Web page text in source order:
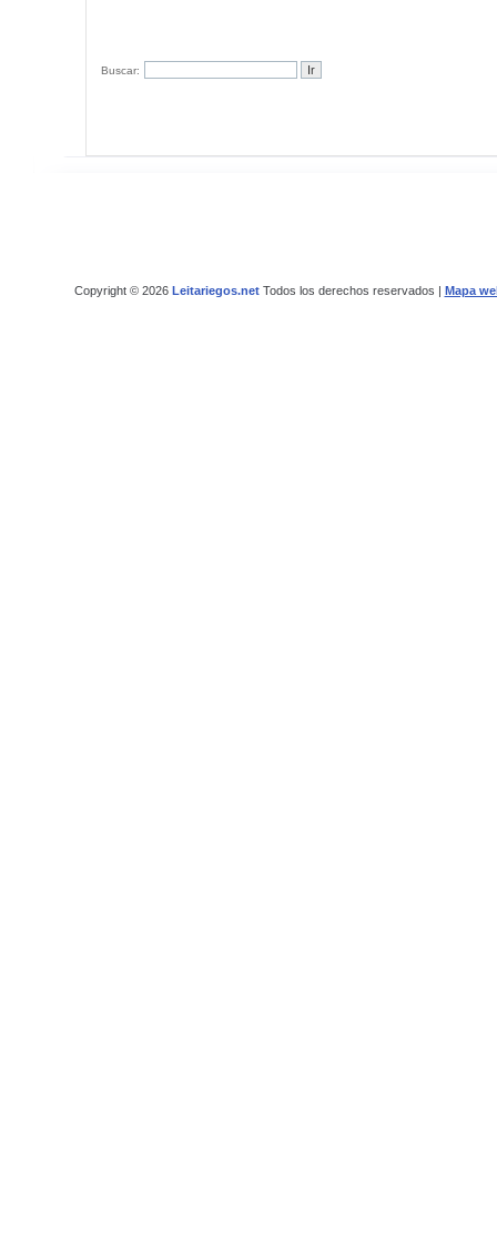
Buscar:
Copyright © 2026 Leitariegos.netTodos los derechos reservados | Mapa